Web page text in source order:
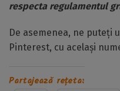
respecta regulamentul
De asemenea, ne puteți
Pinterest, cu același
Partajează rețeta: